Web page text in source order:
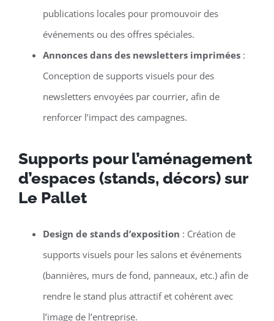
publications locales pour promouvoir des
événements ou des offres spéciales.
Annonces dans des newsletters imprimées:
Conception de supports visuels pour des
newsletters envoyées par courrier, afin de
renforcer l’impact des campagnes.
Supports pour l’aménagement
d’espaces (stands, décors) sur
Le Pallet
Design de stands d’exposition : Création de
supports visuels pour les salons et événements
(bannières, murs de fond, panneaux, etc.) afin de
rendre le stand plus attractif et cohérent avec
l’image de l’entreprise.